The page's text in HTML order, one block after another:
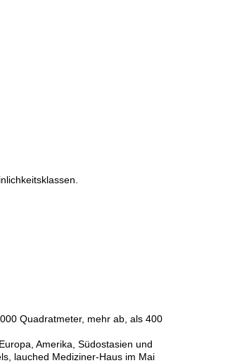
Quadratmeter, mehr ab, als 400
Amerika, Südostasien und
lauched Mediziner-Haus im Mai